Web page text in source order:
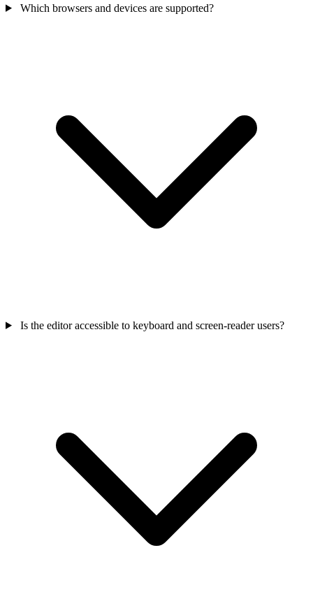
Which browsers and devices are supported?
Is the editor accessible to keyboard and screen-reader users?